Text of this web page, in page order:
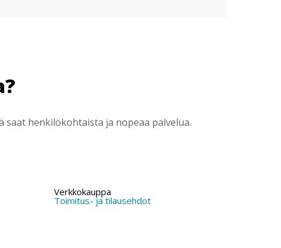
henkilökohtaista ja nopeaa palvelua.
Verkkokauppa
Toimitus- ja tilausehdot